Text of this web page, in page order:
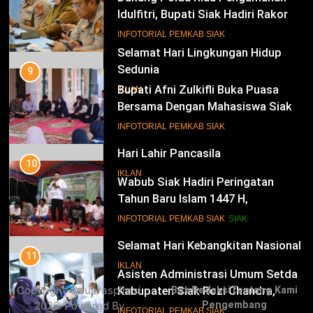
18
Selamat Hari Lingkungan Hidup
Sedunia
IKLAN
19
Hari Lahir Pancasila
IKLAN
20
Selamat Hari Kebangkitan Nasional
IKLAN
Idulfitri, Bupati Siak Hadiri Rakor
Operasi Lancang Kuning 2026
INFOTORIAL PEMKAB SIAK
9
Bupati Afni Zulkifli Buka Puasa
Bersama Dengan Mahasiswa Siak
di Pekanbaru, Serap Aspirasi dan
INFOTORIAL PEMKAB SIAK
10
Wabub Siak Hadiri Peringatan
Tahun Baru Islam 1447 H,
Sampaikan Program Untuk
INFOTORIAL PEMKAB SIAK SIAK
11
Asisten Administrasi Umum Setda
Kabupaten Siak Rozi Chandra,
Sambut Kepulangan 333 Jemaah
INFOTORIAL PEMKAB SIAK
Copyright ©suaraspirasi
2026. Powered By
Box RedaksiTentang Kami
Pengembang